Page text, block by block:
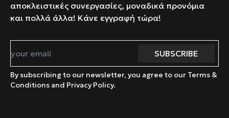
αποκλειστικές συνεργασίες, μοναδικά προνόμια
και πολλά άλλα! Κάνε εγγραφή τώρα!
By subscribing to our newsletter, you agree to our Terms &
Conditions and Privacy Policy.